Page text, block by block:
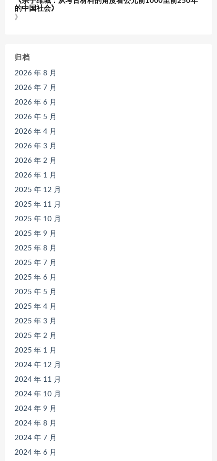
的中国社会》
》
归档
2026 年 8 月
2026 年 7 月
2026 年 6 月
2026 年 5 月
2026 年 4 月
2026 年 3 月
2026 年 2 月
2026 年 1 月
2025 年 12 月
2025 年 11 月
2025 年 10 月
2025 年 9 月
2025 年 8 月
2025 年 7 月
2025 年 6 月
2025 年 5 月
2025 年 4 月
2025 年 3 月
2025 年 2 月
2025 年 1 月
2024 年 12 月
2024 年 11 月
2024 年 10 月
2024 年 9 月
2024 年 8 月
2024 年 7 月
2024 年 6 月